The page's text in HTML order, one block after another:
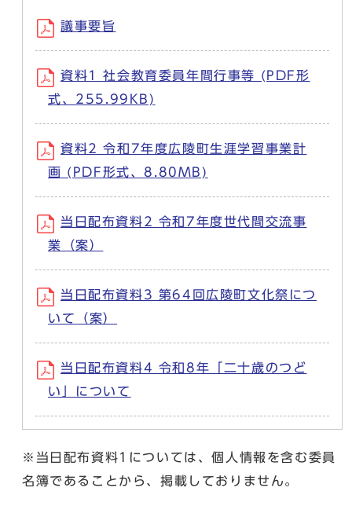
議事要旨
資料1 社会教育委員年間行事等 (PDF形
式、255.99KB)
資料2 令和7年度広陵町生涯学習事業計
画 (PDF形式、8.80MB)
当日配布資料2 令和7年度世代間交流事
業（案）
当日配布資料3 第64回広陵町文化祭につ
いて（案）
当日配布資料4 令和8年「二十歳のつど
い」について
※当日配布資料1については、個人情報を含む委員
名簿であることから、掲載しておりません。